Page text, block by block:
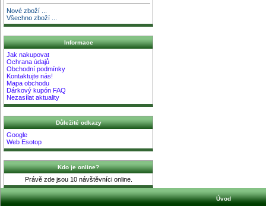
Nové zboží ...
Všechno zboží ...
Informace
Jak nakupovat
Ochrana údajů
Obchodní podmínky
Kontaktujte nás!
Mapa obchodu
Dárkový kupón FAQ
Nezasílat aktuality
Důležité odkazy
Google
Web Esotop
Kdo je online?
Právě zde jsou 10 návštěvníci online.
Úvod